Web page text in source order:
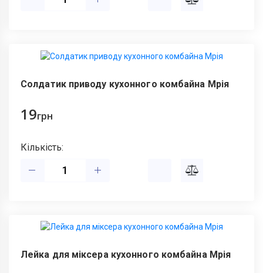
Солдатик приводу кухонного комбайна Мрія
19грн
Кількість:
Лейка для міксера кухонного комбайна Мрія